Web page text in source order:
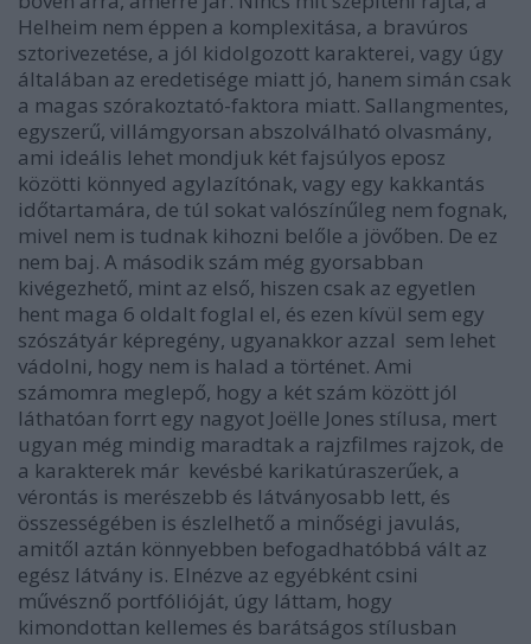
Helheim nem éppen a komplexitása, a bravúros
sztorivezetése, a jól kidolgozott karakterei, vagy úgy
általában az eredetisége miatt jó, hanem simán csak
a magas szórakoztató-faktora miatt. Sallangmentes,
egyszerű, villámgyorsan abszolválható olvasmány,
ami ideális lehet mondjuk két fajsúlyos eposz
közötti könnyed agylazítónak, vagy egy kakkantás
időtartamára, de túl sokat valószínűleg nem fognak,
mivel nem is tudnak kihozni belőle a jövőben. De ez
nem baj. A második szám még gyorsabban
kivégezhető, mint az első, hiszen csak az egyetlen
hent maga 6 oldalt foglal el, és ezen kívül sem egy
szószátyár képregény, ugyanakkor azzal sem lehet
vádolni, hogy nem is halad a történet. Ami
számomra meglepő, hogy a két szám között jól
láthatóan forrt egy nagyot Joëlle Jones stílusa, mert
ugyan még mindig maradtak a rajzfilmes rajzok, de
a karakterek már kevésbé karikatúraszerűek, a
vérontás is merészebb és látványosabb lett, és
összességében is észlelhető a minőségi javulás,
amitől aztán könnyebben befogadhatóbbá vált az
egész látvány is. Elnézve az egyébként csini
művésznő portfólióját, úgy láttam, hogy
kimondottan kellemes és barátságos stílusban